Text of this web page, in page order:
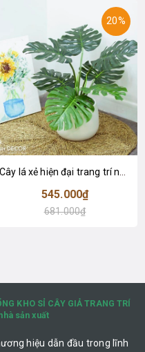
20%
Cây lá xẻ hiện đại trang trí nhà (65cm) - LC3022
545.000₫
681.000₫
KHO SỈ CÂY GIẢ TRANG TRÍ
sản xuất
hiệu dẫn đầu trong lĩnh